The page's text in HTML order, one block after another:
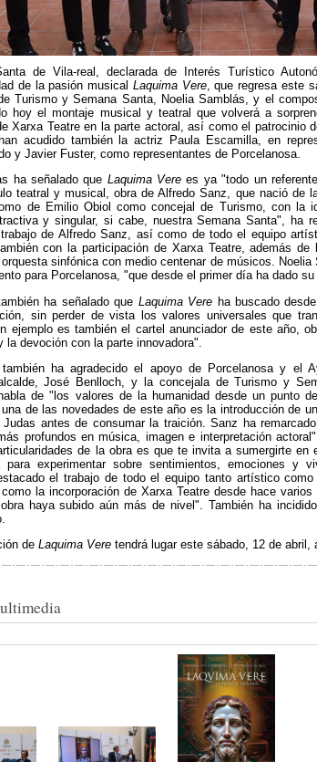
de Vila-real, declarada de Interés Turístico
de la pasión musical Laquima Vere, que regresa este
Turismo y Semana Santa, Noelia Samblás, y el
hoy el montaje musical y teatral que volverá a
Xarxa Teatre en la parte actoral, así como el patrocinio
acudido también la actriz Paula Escamilla, en
y Javier Fuster, como representantes de Porcelanosa.
ha señalado que Laquima Vere es ya "todo un
teatral y musical, obra de Alfredo Sanz, que nació de
de Emilio Obiol como concejal de Turismo, con la
y singular, si cabe, nuestra Semana Santa", ha
de Alfredo Sanz, así como de todo el equipo
con la participación de Xarxa Teatre, además
sinfónica con medio centenar de músicos. Noelia
para Porcelanosa, "que desde el primer día ha dado
ha señalado que Laquima Vere ha buscado
sin perder de vista los valores universales que
ejemplo es también el cartel anunciador de este año,
la devoción con la parte innovadora".
ha agradecido el apoyo de Porcelanosa y el
José Benlloch, y la concejala de Turismo y
de "los valores de la humanidad desde un punto
de las novedades de este año es la introducción de
antes de consumar la traición. Sanz ha
profundos en música, imagen e interpretación
de la obra es que te invita a sumergirte en
experimentar sobre sentimientos, emociones y
el trabajo de todo el equipo tanto artístico
la incorporación de Xarxa Teatre desde hace
haya subido aún más de nivel". También ha
de Laquima Vere tendrá lugar este sábado, 12 de